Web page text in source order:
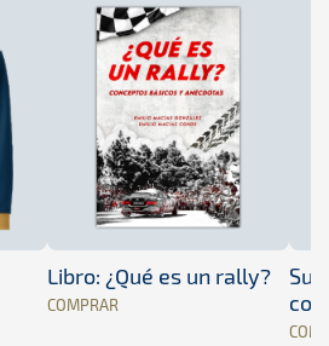
Libro: ¿Qué es un rally?
COMPRAR